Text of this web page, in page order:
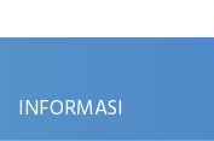
INFORMASI